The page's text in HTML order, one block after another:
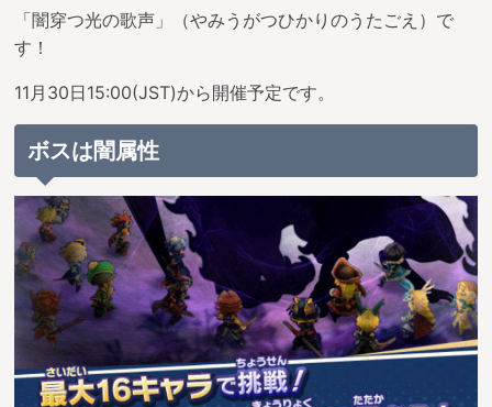
「闇穿つ光の歌声」（やみうがつひかりのうたごえ）で
す！
11月30日15:00(JST)から開催予定です。
ボスは闇属性